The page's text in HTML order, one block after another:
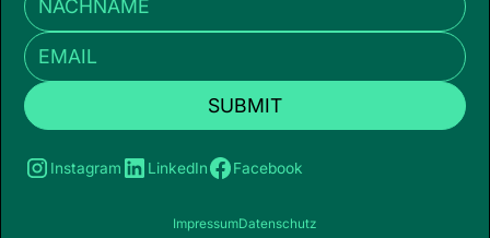
Instagram LinkedIn Facebook
ImpressumDatenschutz